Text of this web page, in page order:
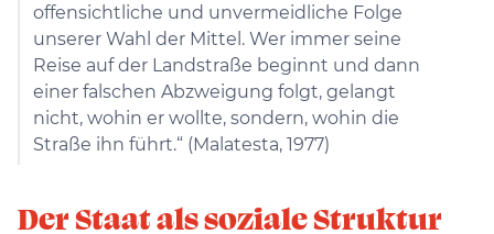
offensichtliche und unvermeidliche Folge
unserer Wahl der Mittel. Wer immer seine
Reise auf der Landstraße beginnt und dann
einer falschen Abzweigung folgt, gelangt
nicht, wohin er wollte, sondern, wohin die
Straße ihn führt.“ (Malatesta, 1977)
Der Staat als soziale Struktur